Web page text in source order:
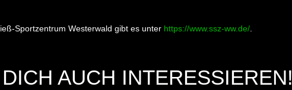
Sportzentrum Westerwald gibt es unter https://www.ssz-ww.de/
AUCH INTERESSIEREN!